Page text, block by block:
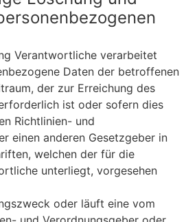
Verantwortliche verarbeitet
Daten der betroffenen
der zur Erreichung des
ist oder sofern dies
Richtlinien- und
einen anderen Gesetzgeber in
welchen der für die
unterliegt, vorgesehen
oder läuft eine vom